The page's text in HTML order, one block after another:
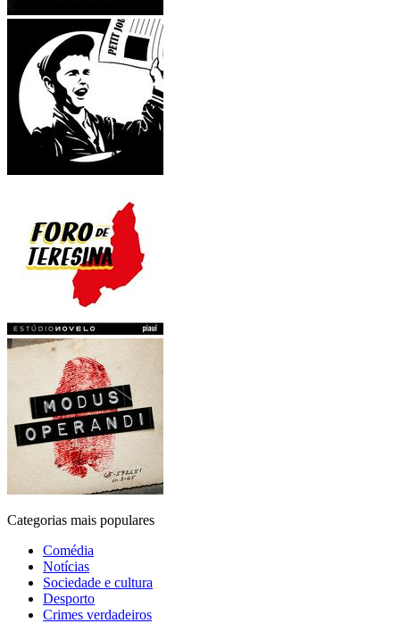
Categorias mais populares
Comédia
Notícias
Sociedade e cultura
Desporto
Crimes verdadeiros